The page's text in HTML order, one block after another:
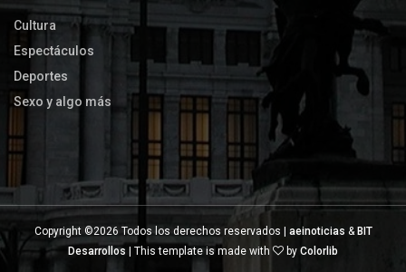
Cultura
Espectáculos
Deportes
Sexo y algo más
Copyright ©2026 Todos los derechos reservados | aeinoticias & BIT
Desarrollos | This template is made with by Colorlib